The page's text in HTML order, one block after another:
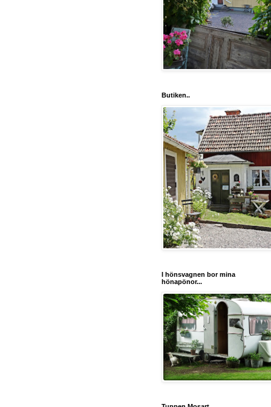
Butiken..
I hönsvagnen bor mina
hönapönor...